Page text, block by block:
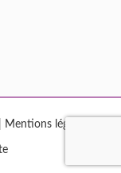
Mentions légales